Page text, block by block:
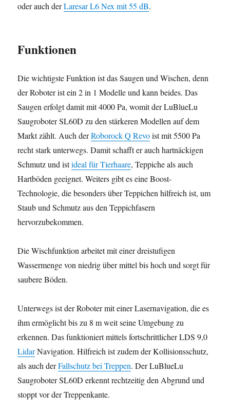
oder auch derLaresar L6 Nex mit 55 dB.
Funktionen
Die wichtigste Funktion ist das Saugen und Wischen, denn
der Roboter ist ein 2 in 1 Modelle und kann beides. Das
Saugen erfolgt damit mit 4000 Pa, womit der LuBlueLu
Saugroboter SL60D zu den stärkeren Modellen auf dem
Markt zählt. Auch derRoborock Q Revoist mit 5500 Pa
recht stark unterwegs. Damit schafft er auch hartnäckigen
Schmutz und istideal für Tierhaare, Teppiche als auch
Hartböden geeignet. Weiters gibt es eine Boost-
Technologie, die besonders über Teppichen hilfreich ist, um
Staub und Schmutz aus den Teppichfasern
hervorzubekommen.
Die Wischfunktion arbeitet mit einer dreistufigen
Wassermenge von niedrig über mittel bis hoch und sorgt für
saubere Böden.
Unterwegs ist der Roboter mit einer Lasernavigation, die es
ihm ermöglicht bis zu 8 m weit seine Umgebung zu
erkennen. Das funktioniert mittels fortschrittlicher LDS 9,0
LidarNavigation. Hilfreich ist zudem der Kollisionsschutz,
als auch derFallschutz bei Treppen. Der LuBlueLu
Saugroboter SL60D erkennt rechtzeitig den Abgrund und
stoppt vor der Treppenkante.